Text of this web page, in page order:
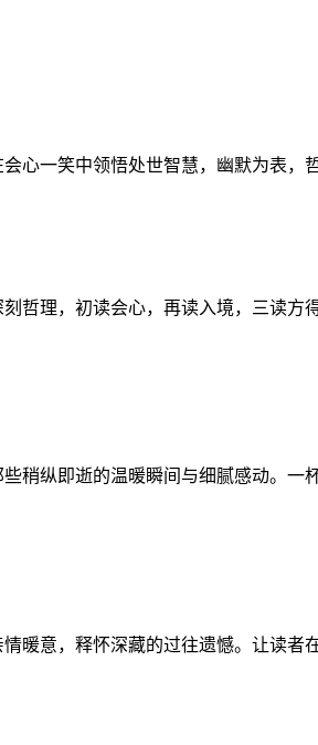
一笑中领悟处世智慧，幽默为表，
哲理，初读会心，再读入境，三读方
稍纵即逝的温暖瞬间与细腻感动。一
意，释怀深藏的过往遗憾。让读者